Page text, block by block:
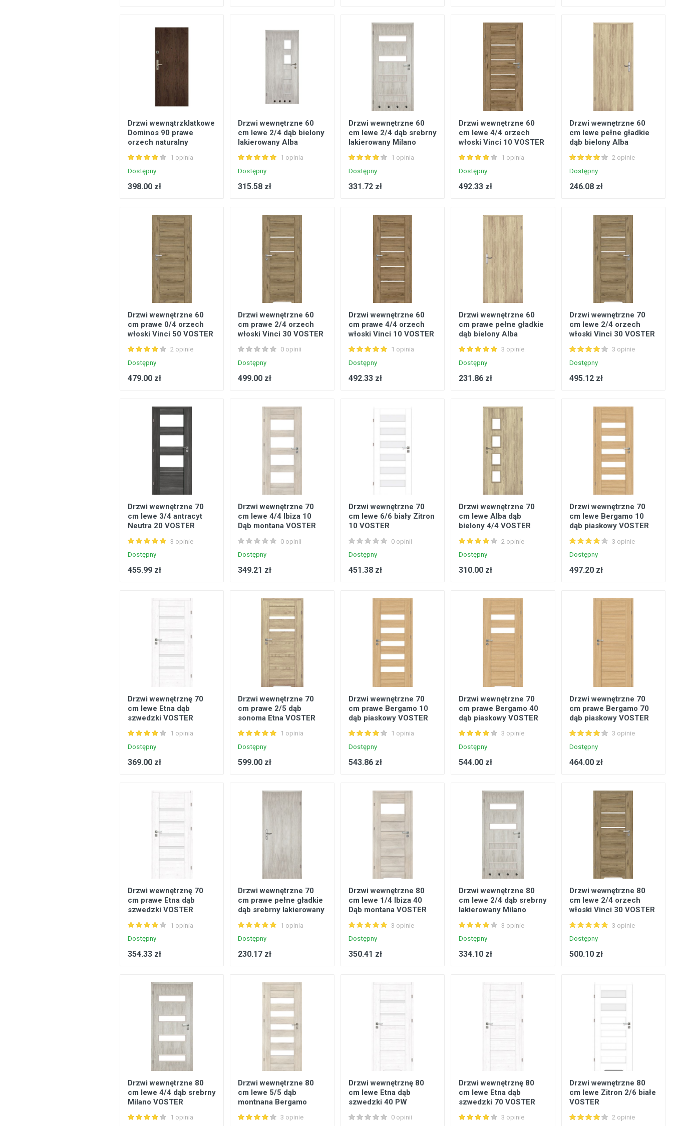
Drzwi wewnątrzklatkowe
Dominos 90 prawe
orzech naturalny
1 opinia
Dostępny
398.00 zł
Drzwi wewnętrzne 60
cm lewe 2/4 dąb bielony
lakierowany Alba
1 opinia
Dostępny
315.58 zł
Drzwi wewnętrzne 60
cm lewe 2/4 dąb srebrny
lakierowany Milano
1 opinia
Dostępny
331.72 zł
Drzwi wewnętrzne 60
cm lewe 4/4 orzech
włoski Vinci 10 VOSTER
1 opinia
Dostępny
492.33 zł
Drzwi wewnętrzne 60
cm lewe pełne gładkie
dąb bielony Alba
2 opinie
Dostępny
246.08 zł
Drzwi wewnętrzne 60
cm prawe 0/4 orzech
włoski Vinci 50 VOSTER
2 opinie
Dostępny
479.00 zł
Drzwi wewnętrzne 60
cm prawe 2/4 orzech
włoski Vinci 30 VOSTER
0 opinii
Dostępny
499.00 zł
Drzwi wewnętrzne 60
cm prawe 4/4 orzech
włoski Vinci 10 VOSTER
1 opinia
Dostępny
492.33 zł
Drzwi wewnętrzne 60
cm prawe pełne gładkie
dąb bielony Alba
3 opinie
Dostępny
231.86 zł
Drzwi wewnętrzne 70
cm lewe 2/4 orzech
włoski Vinci 30 VOSTER
3 opinie
Dostępny
495.12 zł
Drzwi wewnętrzne 70
cm lewe 3/4 antracyt
Neutra 20 VOSTER
3 opinie
Dostępny
455.99 zł
Drzwi wewnętrzne 70
cm lewe 4/4 Ibiza 10
Dąb montana VOSTER
0 opinii
Dostępny
349.21 zł
Drzwi wewnętrzne 70
cm lewe 6/6 biały Zitron
10 VOSTER
0 opinii
Dostępny
451.38 zł
Drzwi wewnętrzne 70
cm lewe Alba dąb
bielony 4/4 VOSTER
2 opinie
Dostępny
310.00 zł
Drzwi wewnętrzne 70
cm lewe Bergamo 10
dąb piaskowy VOSTER
3 opinie
Dostępny
497.20 zł
Drzwi wewnętrznę 70
cm lewe Etna dąb
szwedzki VOSTER
1 opinia
Dostępny
369.00 zł
Drzwi wewnętrzne 70
cm prawe 2/5 dąb
sonoma Etna VOSTER
1 opinia
Dostępny
599.00 zł
Drzwi wewnętrzne 70
cm prawe Bergamo 10
dąb piaskowy VOSTER
1 opinia
Dostępny
543.86 zł
Drzwi wewnętrzne 70
cm prawe Bergamo 40
dąb piaskowy VOSTER
3 opinie
Dostępny
544.00 zł
Drzwi wewnętrzne 70
cm prawe Bergamo 70
dąb piaskowy VOSTER
3 opinie
Dostępny
464.00 zł
Drzwi wewnętrznę 70
cm prawe Etna dąb
szwedzki VOSTER
1 opinia
Dostępny
354.33 zł
Drzwi wewnętrzne 70
cm prawe pełne gładkie
dąb srebrny lakierowany
1 opinia
Dostępny
230.17 zł
Drzwi wewnętrzne 80
cm lewe 1/4 Ibiza 40
Dąb montana VOSTER
3 opinie
Dostępny
350.41 zł
Drzwi wewnętrzne 80
cm lewe 2/4 dąb srebrny
lakierowany Milano
3 opinie
Dostępny
334.10 zł
Drzwi wewnętrzne 80
cm lewe 2/4 orzech
włoski Vinci 30 VOSTER
3 opinie
Dostępny
500.10 zł
Drzwi wewnętrzne 80
cm lewe 4/4 dąb srebrny
Milano VOSTER
1 opinia
Drzwi wewnętrzne 80
cm lewe 5/5 dąb
montnana Bergamo
3 opinie
Drzwi wewnętrznę 80
cm lewe Etna dąb
szwedzki 40 PW
0 opinii
Drzwi wewnętrznę 80
cm lewe Etna dąb
szwedzki 70 VOSTER
3 opinie
Drzwi wewnętrzne 80
cm lewe Zitron 2/6 białe
VOSTER
2 opinie